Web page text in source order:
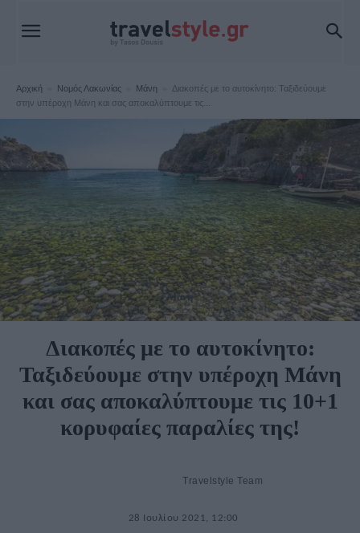
Αρχική Νομός Λακωνίας Μάνη
Διακοπές με το αυτοκίνητο: Ταξιδεύουμε
στην υπέροχη Μάνη και σας αποκαλύπτουμε τις...
Μάνη
Διακοπές με το αυτοκίνητο:
Ταξιδεύουμε στην υπέροχη Μάνη
και σας αποκαλύπτουμε τις 10+1
κορυφαίες παραλίες της!
Travelstyle Team
28 Ιουλίου 2021, 12:00